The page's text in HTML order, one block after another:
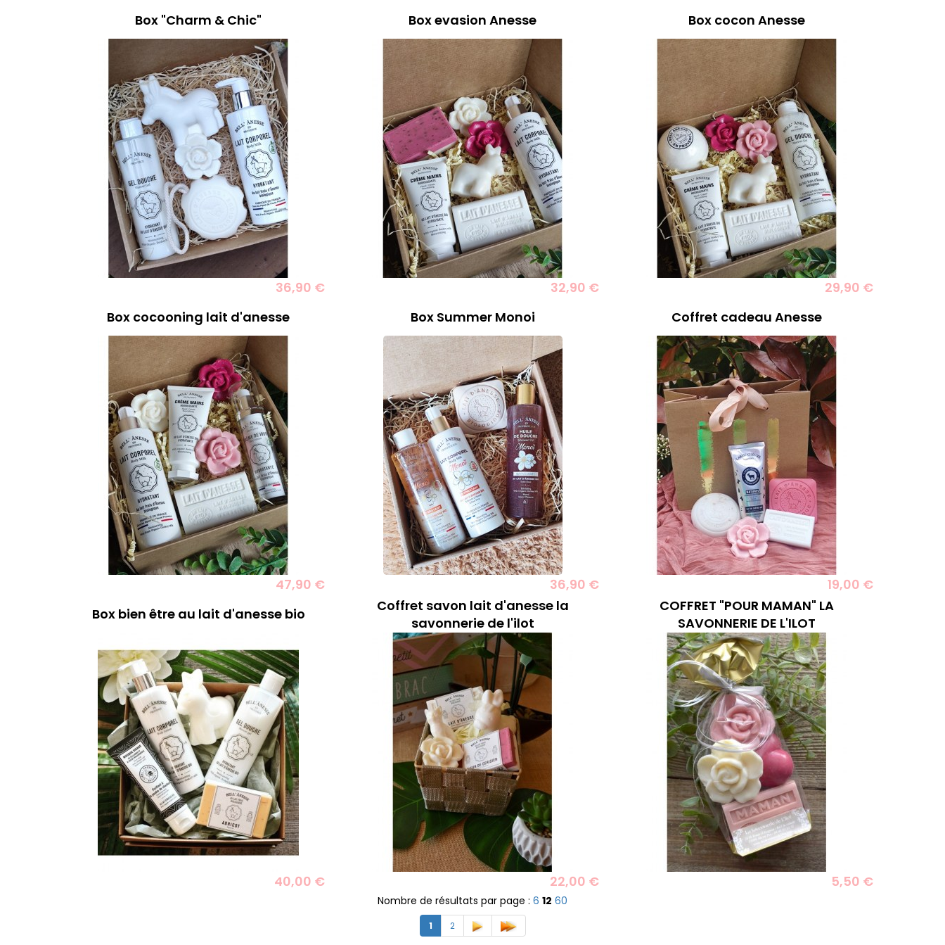
Box "Charm & Chic"
36,90 €
Box evasion Anesse
32,90 €
Box cocon Anesse
29,90 €
Box cocooning lait d'anesse
47,90 €
Box Summer Monoi
36,90 €
Coffret cadeau Anesse
19,00 €
Box bien être au lait d'anesse bio
40,00 €
Coffret savon lait d'anesse la
savonnerie de l'ilot
22,00 €
COFFRET "POUR MAMAN" LA
SAVONNERIE DE L'ILOT
5,50 €
Nombre de résultats par page : 6 12 60
1 2